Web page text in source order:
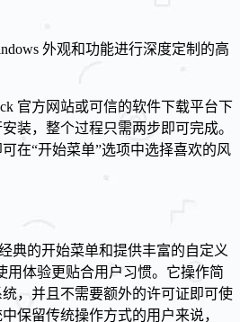
外观和功能进行深度定制的高
官方网站或可信的软件下载平台下
装，整个过程只需两步即可完成。
在“开始菜单”选项中选择喜欢的风
经典的开始菜单和提供丰富的自定义
用体验更贴合用户习惯。它操作简
，并且不需要额外的许可证即可使
保留传统操作方式的用户来说，